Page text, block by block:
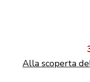
Alla scoperta